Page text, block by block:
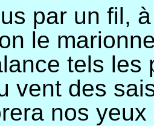
par un fil,
le
tels les
vent des
nos